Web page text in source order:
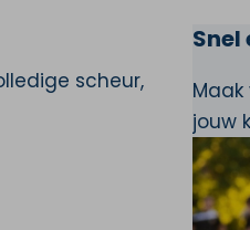
scheur,
jouw